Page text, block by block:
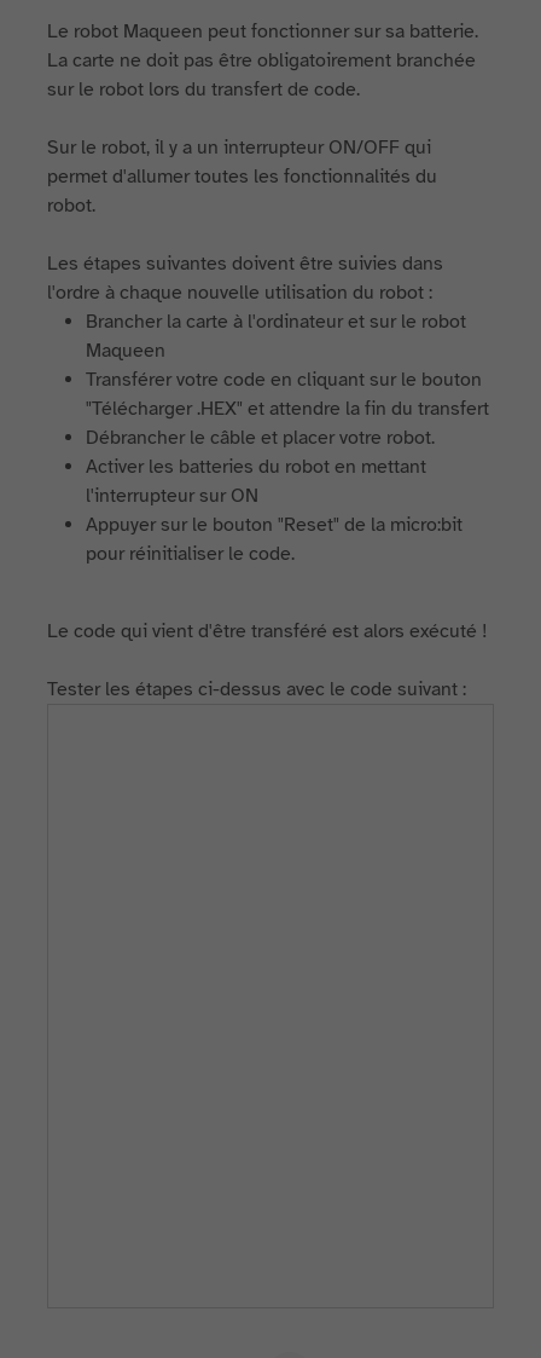
Le robot Maqueen peut fonctionner sur sa batterie.
La carte ne doit pas être obligatoirement branchée
sur le robot lors du transfert de code.
Sur le robot, il y a un interrupteur ON/OFF qui
permet d'allumer toutes les fonctionnalités du
robot.
Les étapes suivantes doivent être suivies dans
l'ordre à chaque nouvelle utilisation du robot :
Brancher la carte à l'ordinateur et sur le robot
Maqueen
Transférer votre code en cliquant sur le bouton
"Télécharger .HEX" et attendre la fin du transfert
Débrancher le câble et placer votre robot.
Activer les batteries du robot en mettant
l'interrupteur sur ON
Appuyer sur le bouton "Reset" de la micro:bit
pour réinitialiser le code.
Le code qui vient d'être transféré est alors exécuté !
Tester les étapes ci-dessus avec le code suivant :